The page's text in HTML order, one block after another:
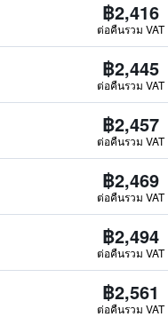
฿2,416
ต่อคืนรวม VAT
฿2,445
ต่อคืนรวม VAT
฿2,457
ต่อคืนรวม VAT
฿2,469
ต่อคืนรวม VAT
฿2,494
ต่อคืนรวม VAT
฿2,561
ต่อคืนรวม VAT